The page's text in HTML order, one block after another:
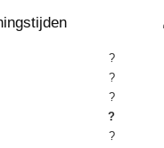
?
?
?
?
?